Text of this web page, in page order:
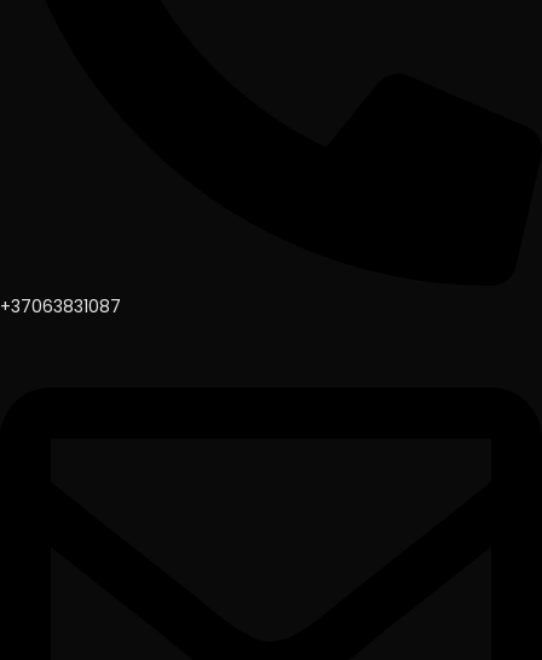
+37063831087